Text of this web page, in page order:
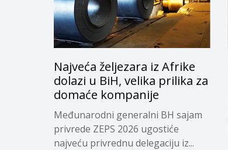
Najveća željezara iz Afrike
dolazi u BiH, velika prilika za
domaće kompanije
Međunarodni generalni BH sajam
privrede ZEPS 2026 ugostiće
najveću privrednu delegaciju iz...